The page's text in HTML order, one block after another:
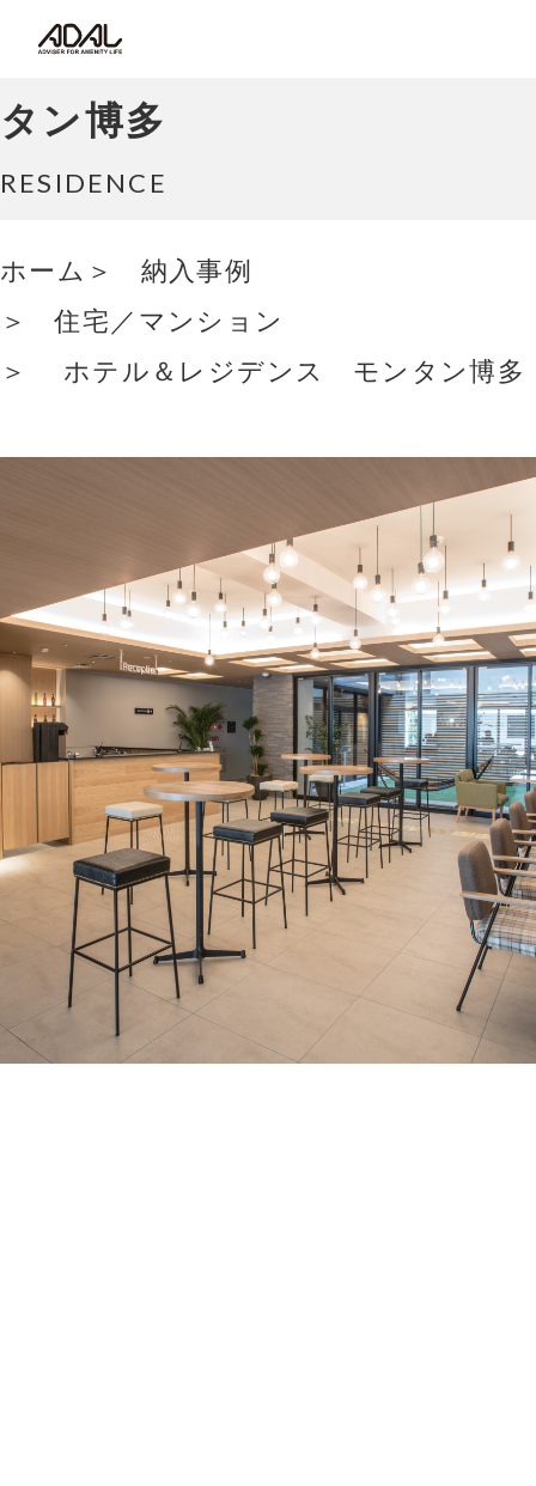
コラム
サポート情報
はたらく家具（広報誌）
最新情報/ニュース
採用情報
Japanese
ホテル＆レジデンス モン
タン博多
RESIDENCE
ホーム
納入事例
住宅／マンション
ホテル＆レジデンス モンタン博多